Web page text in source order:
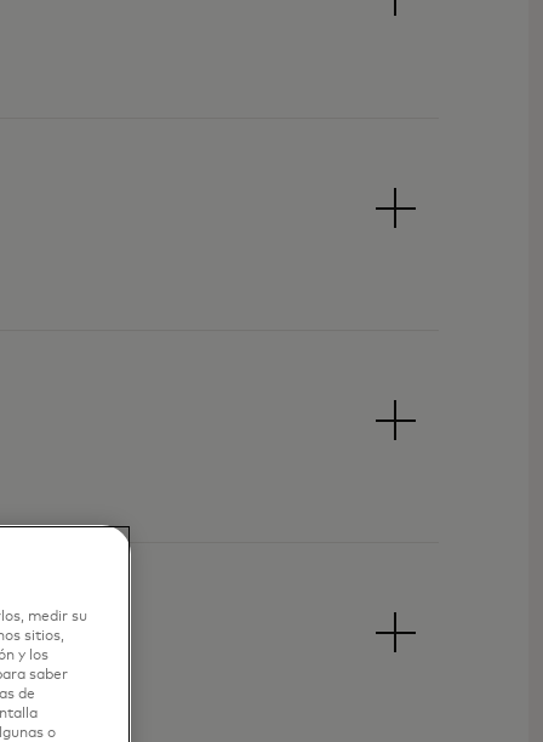
medir su
sitios,
y los
saber
de
o